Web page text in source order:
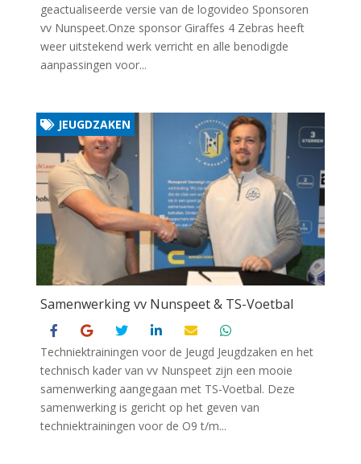
geactualiseerde versie van de logovideo Sponsoren
vv Nunspeet.Onze sponsor Giraffes 4 Zebras heeft
weer uitstekend werk verricht en alle benodigde
aanpassingen voor...
Samenwerking vv Nunspeet & TS-Voetbal
JEUGDZAKEN
Techniektrainingen voor de Jeugd Jeugdzaken en het
technisch kader van vv Nunspeet zijn een mooie
samenwerking aangegaan met TS-Voetbal. Deze
samenwerking is gericht op het geven van
techniektrainingen voor de O9 t/m...